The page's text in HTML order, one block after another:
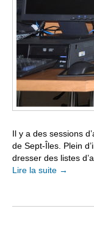
Il y a des sessions
de Sept-Îles. Plein
dresser des listes
Lire la suite →